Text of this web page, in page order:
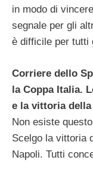
in modo di
segnale per gli
è difficile per tutti
Corriere dello
la Coppa Italia.
e la vittoria
Non esiste
Scelgo la vittoria
Napoli. Tutti